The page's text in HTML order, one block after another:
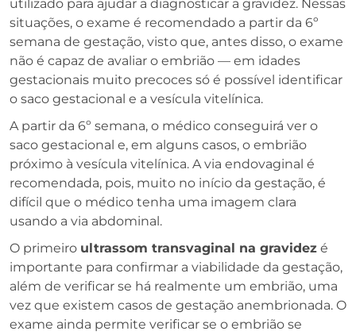
utilizado para ajudar a diagnosticar a gravidez. Nessas
situações, o exame é recomendado a partir da 6º
semana de gestação, visto que, antes disso, o exame
não é capaz de avaliar o embrião — em idades
gestacionais muito precoces só é possível identificar
o saco gestacional e a vesícula vitelínica.
A partir da 6º semana, o médico conseguirá ver o
saco gestacional e, em alguns casos, o embrião
próximo à vesícula vitelínica. A via endovaginal é
recomendada, pois, muito no início da gestação, é
difícil que o médico tenha uma imagem clara
usando a via abdominal.
O primeiro ultrassom transvaginal na gravidez é
importante para confirmar a viabilidade da gestação,
além de verificar se há realmente um embrião, uma
vez que existem casos de gestação anembrionada. O
exame ainda permite verificar se o embrião se